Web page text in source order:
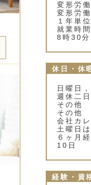
変形労
変形労
１年単位
就業時間
8時30
休日・休
日曜日
週休二日
その他
その他
会社カ
土曜日
６ヶ月
10日
経験・資